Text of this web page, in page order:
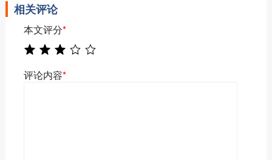
相关评论
本文评分*
评论内容*